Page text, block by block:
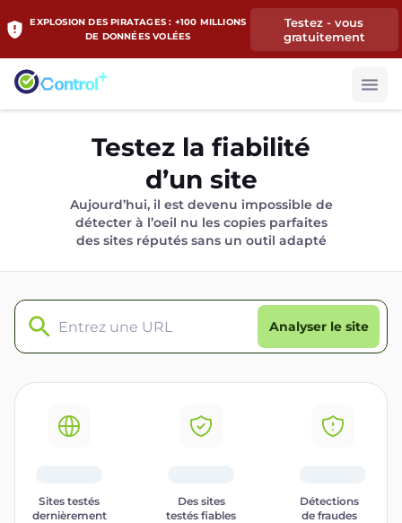
EXPLOSION DES PIRATAGES : +100 MILLIONS
DE DONNÉES VOLÉES
Testez - vous
gratuitement
Testez la fiabilité
d’un site
Aujourd’hui, il est devenu impossible de
détecter à l’oeil nu les copies parfaites
des sites réputés sans un outil adapté
Analyser le site
Sites testés
dernièrement
Des sites
testés fiables
Détections
de fraudes